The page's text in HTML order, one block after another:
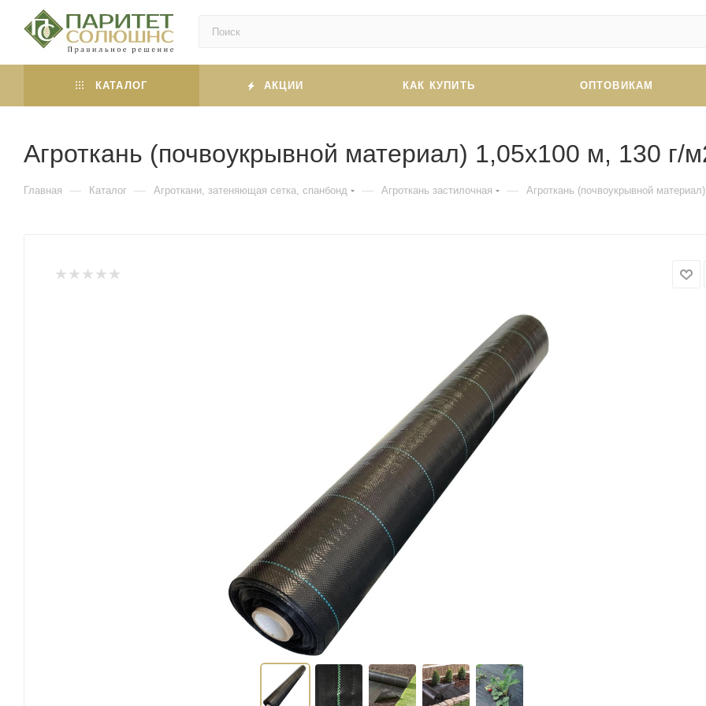
КАТАЛОГ АКЦИИ КАК КУПИТЬ ОПТОВИКАМ
Агроткань (почвоукрывной материал) 1,05х100 м, 130
Главная — Каталог — Агроткани, затеняющая сетка, спанбонд — Агроткань застилочная — Агроткань (почвоукрывной